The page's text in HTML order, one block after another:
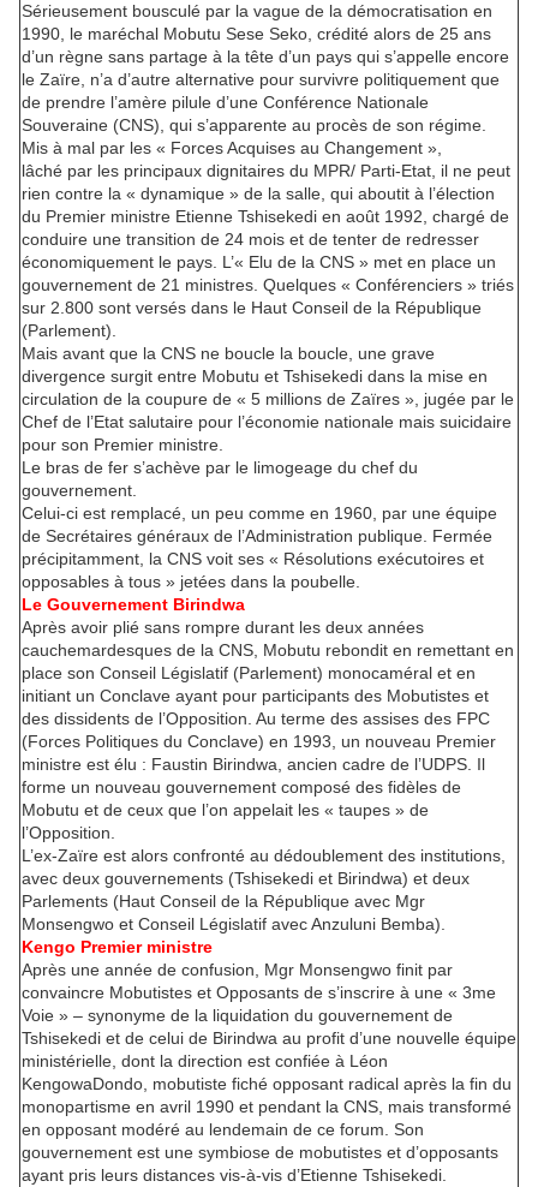
Sérieusement bousculé par la vague de la démocratisation en
1990, le maréchal Mobutu Sese Seko, crédité alors de 25 ans
d’un règne sans partage à la tête d’un pays qui s’appelle encore
le Zaïre, n’a d’autre alternative pour survivre politiquement que
de prendre l’amère pilule d’une Conférence Nationale
Souveraine (CNS), qui s’apparente au procès de son régime.
Mis à mal par les « Forces Acquises au Changement »,
lâché par les principaux dignitaires du MPR/ Parti-Etat, il ne peut
rien contre la « dynamique » de la salle, qui aboutit à l’élection
du Premier ministre Etienne Tshisekedi en août 1992, chargé de
conduire une transition de 24 mois et de tenter de redresser
économiquement le pays. L’« Elu de la CNS » met en place un
gouvernement de 21 ministres. Quelques « Conférenciers » triés
sur 2.800 sont versés dans le Haut Conseil de la République
(Parlement).
Mais avant que la CNS ne boucle la boucle, une grave
divergence surgit entre Mobutu et Tshisekedi dans la mise en
circulation de la coupure de « 5 millions de Zaïres », jugée par le
Chef de l’Etat salutaire pour l’économie nationale mais suicidaire
pour son Premier ministre.
Le bras de fer s’achève par le limogeage du chef du
gouvernement.
Celui-ci est remplacé, un peu comme en 1960, par une équipe
de Secrétaires généraux de l’Administration publique. Fermée
précipitamment, la CNS voit ses « Résolutions exécutoires et
opposables à tous » jetées dans la poubelle.
Le Gouvernement Birindwa
Après avoir plié sans rompre durant les deux années
cauchemardesques de la CNS, Mobutu rebondit en remettant en
place son Conseil Législatif (Parlement) monocaméral et en
initiant un Conclave ayant pour participants des Mobutistes et
des dissidents de l’Opposition. Au terme des assises des FPC
(Forces Politiques du Conclave) en 1993, un nouveau Premier
ministre est élu : Faustin Birindwa, ancien cadre de l’UDPS. Il
forme un nouveau gouvernement composé des fidèles de
Mobutu et de ceux que l’on appelait les « taupes » de
l’Opposition.
L’ex-Zaïre est alors confronté au dédoublement des institutions,
avec deux gouvernements (Tshisekedi et Birindwa) et deux
Parlements (Haut Conseil de la République avec Mgr
Monsengwo et Conseil Législatif avec Anzuluni Bemba).
Kengo Premier ministre
Après une année de confusion, Mgr Monsengwo finit par
convaincre Mobutistes et Opposants de s’inscrire à une « 3me
Voie » – synonyme de la liquidation du gouvernement de
Tshisekedi et de celui de Birindwa au profit d’une nouvelle équipe
ministérielle, dont la direction est confiée à Léon
KengowaDondo, mobutiste fiché opposant radical après la fin du
monopartisme en avril 1990 et pendant la CNS, mais transformé
en opposant modéré au lendemain de ce forum. Son
gouvernement est une symbiose de mobutistes et d’opposants
ayant pris leurs distances vis-à-vis d’Etienne Tshisekedi.